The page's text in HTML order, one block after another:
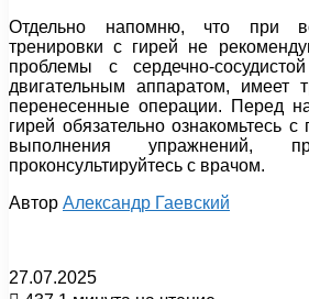
Отдельно напомню, что при
тренировки с гирей не
проблемы с сердечно-
двигательным аппаратом, имеет
перенесенные операции. Перед
гирей обязательно ознакомьтесь с
выполнения упражнений,
проконсультируйтесь с врачом.
Автор Александр Гаевский
27.07.2025